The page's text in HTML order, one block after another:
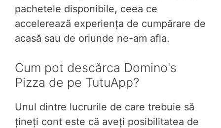
pachetele disponibile, ceea ce
accelerează experiența de cumpărare de
acasă sau de oriunde ne-am afla.
Cum pot descărca Domino's
Pizza de pe TutuApp?
Unul dintre lucrurile de care trebuie să
țineți cont este că aveți posibilitatea de